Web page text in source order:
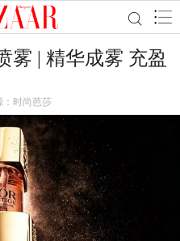
雾 | 精华成雾 充盈
：时尚芭莎